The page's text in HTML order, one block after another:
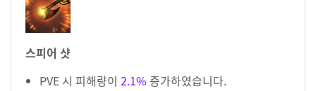
스피어 샷
PVE 시 피해량이 2.1% 증가하였습니다.